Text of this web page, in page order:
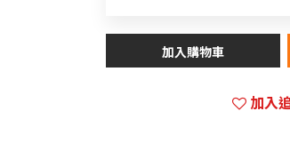
加入購物車
加入